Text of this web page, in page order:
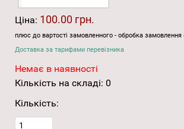
Ціна: 100.00 грн.
плюс до вартості замовленного - обробка замовлення
Доставка за тарифами перевізника
Немає в наявності
Кількість на складі: 0
Кількість: